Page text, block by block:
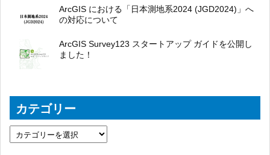
ArcGIS における「日本測地系2024 (JGD2024)」へ
の対応について
ArcGIS Survey123 スタートアップ ガイドを公開し
ました！
カテゴリー